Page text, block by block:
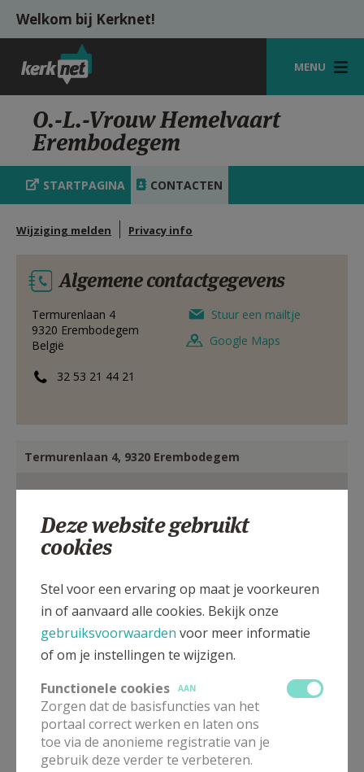
Overslaan en naar de inhoud gaan
Welkom bij Kerknet!
MENU
STARTPAGINA
KERK
VIERINGEN
HULP
MIJN PAROCHIE
AANMELDEN OF REGISTREREN
O.-L.-Vrouw Hemelvaart
Erembodegem
STARTPAGINA CONTACTEN
Wijziging melden Privacy info
Algemene contactgegevens
Termurenlaan 4
9320 Erembodegem
België
32 53 21 44 21
Stuur een mailtje
Google Maps
Termurenlaan 4, 9320 Erembodegem
Pastoor
Deze website gebruikt
cookies
Stel voor een ervaring op maat je voorkeuren
in of aanvaard alle cookies. Bekijk onze
gebruiksvoorwaarden voor meer informatie
of om je instellingen te wijzigen.
Functionele cookies
AAN
Zorgen dat de basisfuncties van het
portaal correct werken en laten ons
toe via de anonieme registratie van je
gebruik deze verder te verbeteren.